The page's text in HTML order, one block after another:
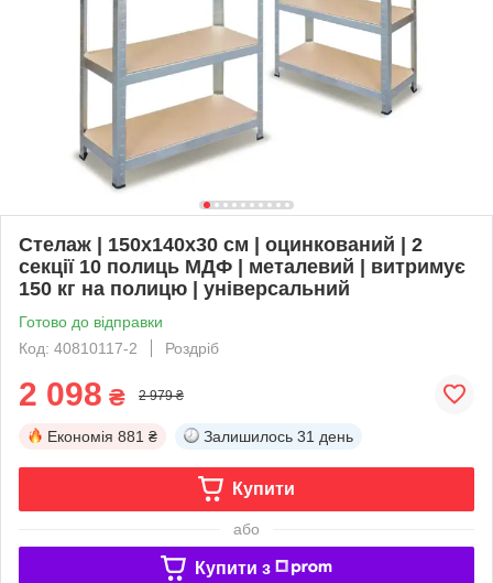
Стелаж | 150х140х30 см | оцинкований | 2
секції 10 полиць МДФ | металевий | витримує
150 кг на полицю | універсальний
Готово до відправки
Код: 40810117-2
Роздріб
2 098 ₴ 2 979 ₴
Економія 881 ₴ Залишилось 31 день
Купити
або
Купити з